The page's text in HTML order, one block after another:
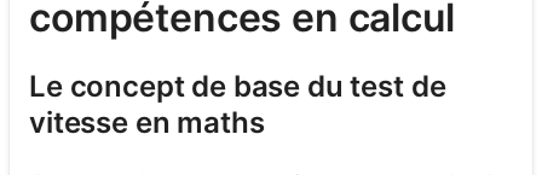
compétences en calcul
Le concept de base du test de
vitesse en maths